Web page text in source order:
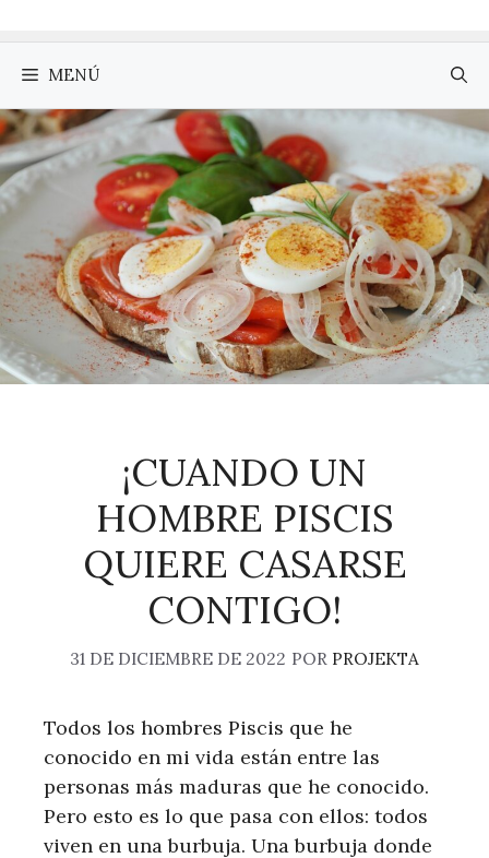
MENÚ
¡CUANDO UN
HOMBRE PISCIS
QUIERE CASARSE
CONTIGO!
31 DE DICIEMBRE DE 2022 POR PROJEKTA
Todos los hombres Piscis que he
conocido en mi vida están entre las
personas más maduras que he conocido.
Pero esto es lo que pasa con ellos: todos
viven en una burbuja. Una burbuja donde